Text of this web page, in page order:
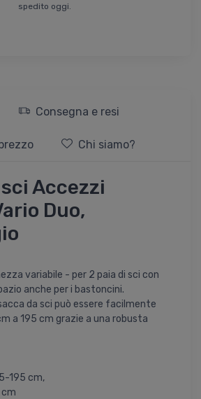
spedito oggi.
Consegna e resi
Chi siamo?
Accezzi
Duo,
variabile - per 2 paia di sci con
anche per i bastoncini.
da sci può essere facilmente
a 195 cm grazie a una robusta
195 cm,